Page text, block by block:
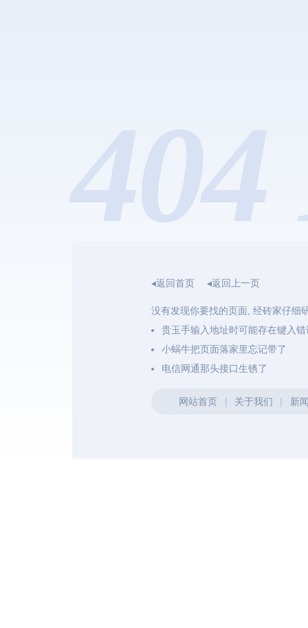
◂返回首页 ◂返回上一页
没有发现你要找的页面, 经砖家仔细
贵玉手输入地址时可能存在键入错
小蜗牛把页面落家里忘记带了
电信网通那头接口生锈了
网站首页 | 关于我们 | 新